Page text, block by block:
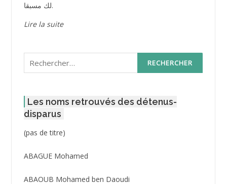
لك مسبقا.
Lire la suite
Rechercher :
Les noms retrouvés des détenus-
disparus
(pas de titre)Post
3416
ABAGUE Mohamed
ABAOUB Mohamed ben Daoudi